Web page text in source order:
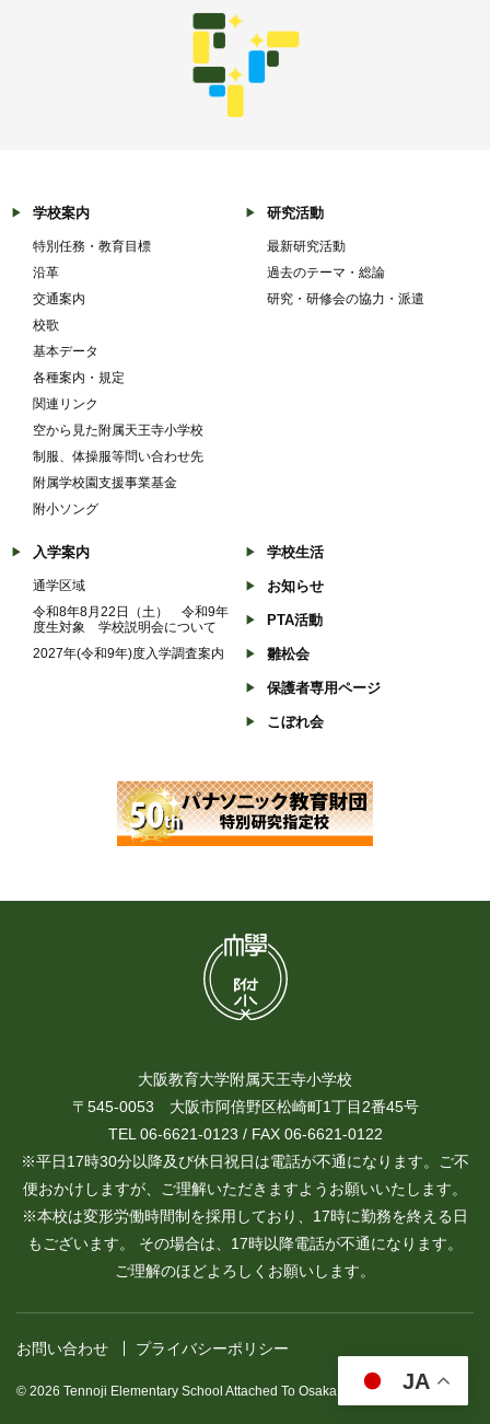
学校案内
特別任務・教育目標
沿革
交通案内
校歌
基本データ
各種案内・規定
関連リンク
空から見た附属天王寺小学校
制服、体操服等問い合わせ先
附属学校園支援事業基金
附小ソング
研究活動
最新研究活動
過去のテーマ・総論
研究・研修会の協力・派遣
入学案内
通学区域
令和8年8月22日（土） 令和9年
度生対象 学校説明会について
2027年(令和9年)度入学調査案内
学校生活
お知らせ
PTA活動
雛松会
保護者専用ページ
こぼれ会
大阪教育大学附属天王寺小学校
〒545-0053 大阪市阿倍野区松崎町1丁目2番45号
TEL 06-6621-0123 / FAX 06-6621-0122
※平日17時30分以降及び休日祝日は電話が不通になります。ご不
便おかけしますが、ご理解いただきますようお願いいたします。
※本校は変形労働時間制を採用しており、17時に勤務を終える日
もございます。 その場合は、17時以降電話が不通になります。
ご理解のほどよろしくお願いします。
お問い合わせ プライバシーポリシー
© 2026 Tennoji Elementary School Attached To Osaka Kyoiku University.
JA